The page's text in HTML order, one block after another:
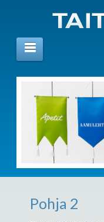
Pohja 2